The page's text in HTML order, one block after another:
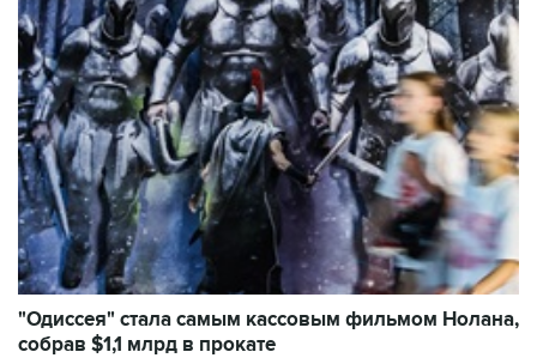
"Одиссея" стала самым кассовым фильмом Нолана,
собрав $1,1 млрд в прокате